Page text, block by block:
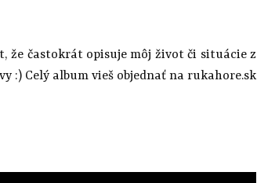
že častokrát opisuje môj život či situácie z
:) Celý album vieš objednať na rukahore.sk